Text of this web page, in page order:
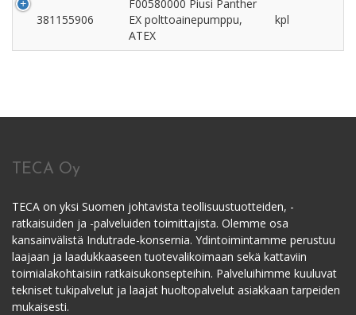
381155906
F00580000 Piusi Panther
EX polttoainepumppu,
ATEX
kpl
TECA Oy
TECA on yksi Suomen johtavista teollisuustuotteiden, -
ratkaisuiden ja -palveluiden toimittajista. Olemme osa
kansainvälistä Indutrade-konsernia. Ydintoimintamme perustuu
laajaan ja laadukkaaseen tuotevalikoimaan sekä kattaviin
toimialakohtaisiin ratkaisukonsepteihin. Palveluihimme kuuluvat
tekniset tukipalvelut ja laajat huoltopalvelut asiakkaan tarpeiden
mukaisesti.